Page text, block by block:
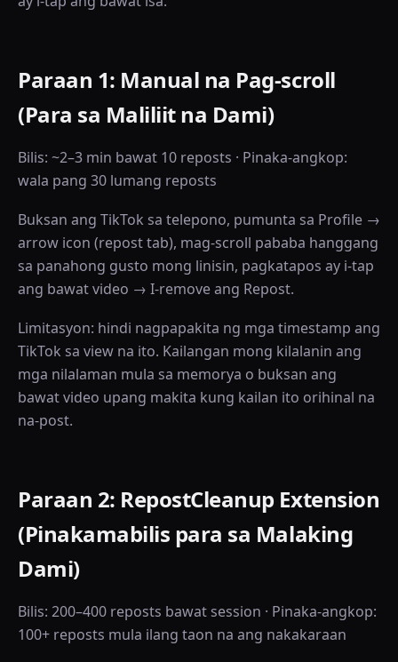
Paraan 1: Manual na Pag-scroll
(Para sa Maliliit na Dami)
Bilis: ~2–3 min bawat 10 reposts · Pinaka-angkop:
wala pang 30 lumang reposts
Buksan ang TikTok sa telepono, pumunta sa Profile →
arrow icon (repost tab), mag-scroll pababa hanggang
sa panahong gusto mong linisin, pagkatapos ay i-tap
ang bawat video → I-remove ang Repost.
Limitasyon: hindi nagpapakita ng mga timestamp ang
TikTok sa view na ito. Kailangan mong kilalanin ang
mga nilalaman mula sa memorya o buksan ang
bawat video upang makita kung kailan ito orihinal na
na-post.
Paraan 2: RepostCleanup Extension
(Pinakamabilis para sa Malaking
Dami)
Bilis: 200–400 reposts bawat session · Pinaka-angkop:
100+ reposts mula ilang taon na ang nakakaraan